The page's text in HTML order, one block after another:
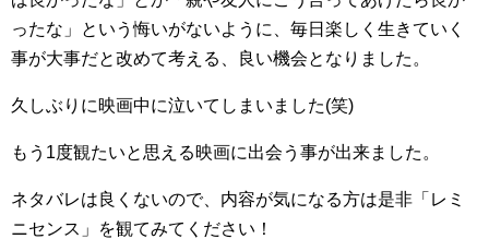
ったな」という悔いがないように、毎日楽しく生きていく
事が大事だと改めて考える、良い機会となりました。
久しぶりに映画中に泣いてしまいました(笑)
もう1度観たいと思える映画に出会う事が出来ました。
ネタバレは良くないので、内容が気になる方は是非「レミ
ニセンス」を観てみてください！